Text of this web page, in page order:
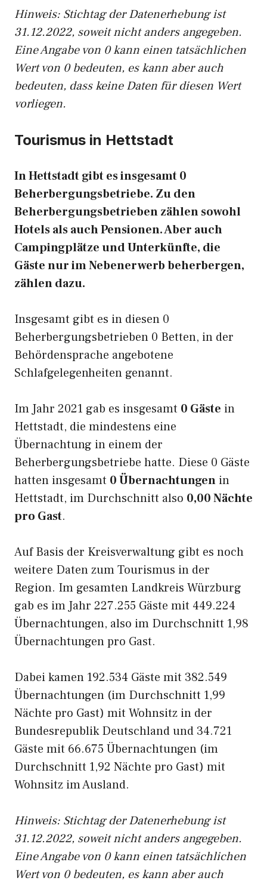
Hinweis: Stichtag der Datenerhebung ist
31.12.2022, soweit nicht anders angegeben.
Eine Angabe von 0 kann einen tatsächlichen
Wert von 0 bedeuten, es kann aber auch
bedeuten, dass keine Daten für diesen Wert
vorliegen.
Tourismus in Hettstadt
In Hettstadt gibt es insgesamt 0
Beherbergungsbetriebe. Zu den
Beherbergungsbetrieben zählen sowohl
Hotels als auch Pensionen. Aber auch
Campingplätze und Unterkünfte, die
Gäste nur im Nebenerwerb beherbergen,
zählen dazu.
Insgesamt gibt es in diesen 0
Beherbergungsbetrieben 0 Betten, in der
Behördensprache angebotene
Schlafgelegenheiten genannt.
Im Jahr 2021 gab es insgesamt 0 Gäste in
Hettstadt, die mindestens eine
Übernachtung in einem der
Beherbergungsbetriebe hatte. Diese 0 Gäste
hatten insgesamt 0 Übernachtungen in
Hettstadt, im Durchschnitt also 0,00 Nächte
pro Gast.
Auf Basis der Kreisverwaltung gibt es noch
weitere Daten zum Tourismus in der
Region. Im gesamten Landkreis Würzburg
gab es im Jahr 227.255 Gäste mit 449.224
Übernachtungen, also im Durchschnitt 1,98
Übernachtungen pro Gast.
Dabei kamen 192.534 Gäste mit 382.549
Übernachtungen (im Durchschnitt 1,99
Nächte pro Gast) mit Wohnsitz in der
Bundesrepublik Deutschland und 34.721
Gäste mit 66.675 Übernachtungen (im
Durchschnitt 1,92 Nächte pro Gast) mit
Wohnsitz im Ausland.
Hinweis: Stichtag der Datenerhebung ist
31.12.2022, soweit nicht anders angegeben.
Eine Angabe von 0 kann einen tatsächlichen
Wert von 0 bedeuten, es kann aber auch